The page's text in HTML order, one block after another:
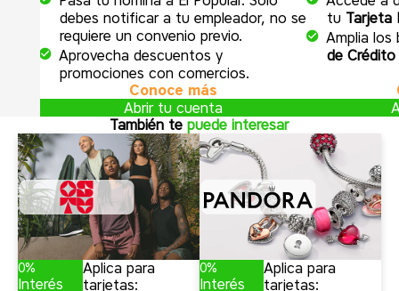
debes notificar a tu empleador, no se
requiere un convenio previo.
Aprovecha descuentos y
promociones con comercios.
Conoce más
Abrir tu cuenta
tu Tarjeta
Amplia
de
También tepuede interesar
0%
Interés
Aplica para
tarjetas:
0%
Interés
Aplica para
tarjetas: